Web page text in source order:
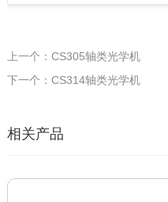
上一个：CS305轴类光学机
下一个：CS314轴类光学机
相关产品